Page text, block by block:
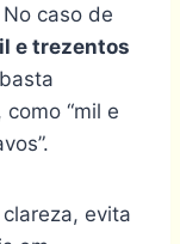
caso de
e trezentos
“mil e
evita